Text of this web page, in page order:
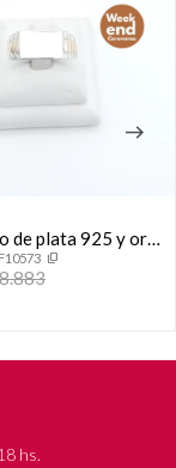
de plata 925 y oro
8.883
hs.